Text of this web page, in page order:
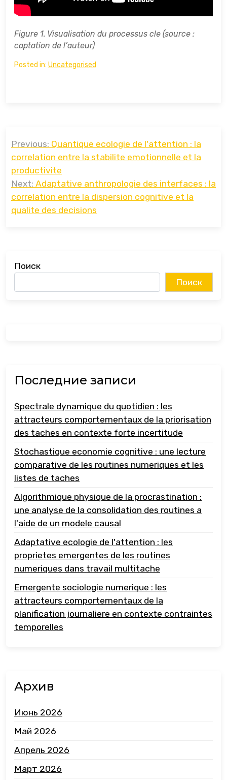
Figure 1. Visualisation du processus cle (source :
captation de l’auteur)
Posted in: Uncategorised
по
записям
Previous: Quantique ecologie de l'attention : la
correlation entre la stabilite emotionnelle et la
productivite
Next: Adaptative anthropologie des interfaces : la
correlation entre la dispersion cognitive et la
qualite des decisions
Поиск
Поиск
Последние записи
Spectrale dynamique du quotidien : les
attracteurs comportementaux de la priorisation
des taches en contexte forte incertitude
Stochastique economie cognitive : une lecture
comparative de les routines numeriques et les
listes de taches
Algorithmique physique de la procrastination :
une analyse de la consolidation des routines a
l'aide de un modele causal
Adaptative ecologie de l'attention : les
proprietes emergentes de les routines
numeriques dans travail multitache
Emergente sociologie numerique : les
attracteurs comportementaux de la
planification journaliere en contexte contraintes
temporelles
Архив
Июнь 2026
Май 2026
Апрель 2026
Март 2026